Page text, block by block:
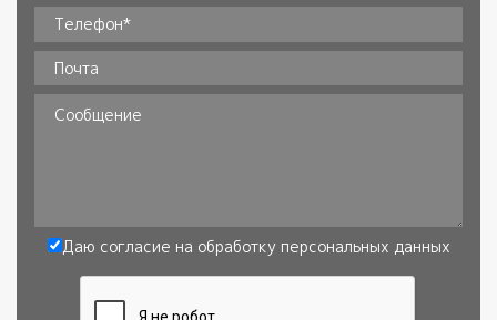
Ваше имя**
Телефон*
Почта
Сообщение
Даю согласие на обработку персональных данных